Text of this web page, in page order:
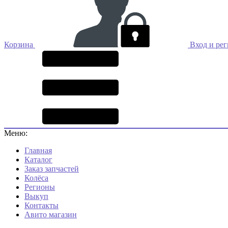
Корзина Вход и
Меню:
Главная
Каталог
Заказ запчастей
Колёса
Регионы
Выкуп
Контакты
Авито магазин